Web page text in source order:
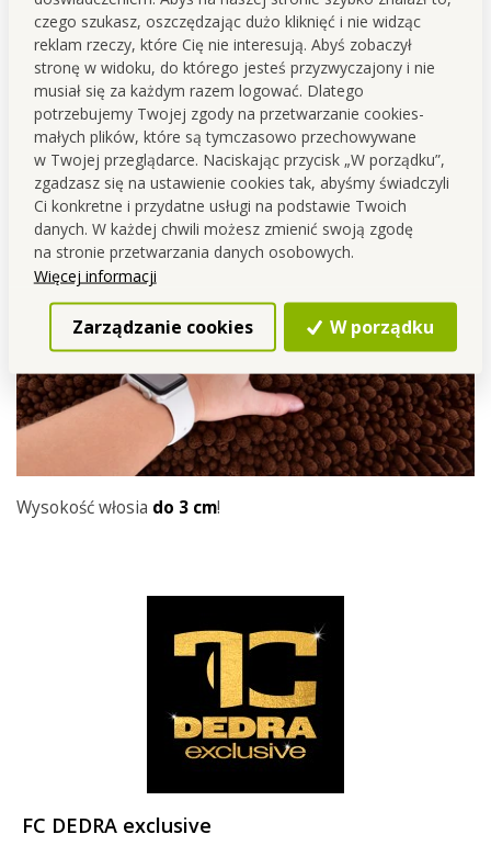
czego szukasz, oszczędzając dużo kliknięć i nie widząc
reklam rzeczy, które Cię nie interesują. Abyś zobaczył
stronę w widoku, do którego jesteś przyzwyczajony i nie
musiał się za każdym razem logować. Dlatego
potrzebujemy Twojej zgody na przetwarzanie cookies-
małych plików, które są tymczasowo przechowywane
w Twojej przeglądarce. Naciskając przycisk „W porządku”,
zgadzasz się na ustawienie cookies tak, abyśmy świadczyli
Ci konkretne i przydatne usługi na podstawie Twoich
danych. W każdej chwili możesz zmienić swoją zgodę
na stronie przetwarzania danych osobowych.
Więcej informacji
Zarządzanie cookies W porządku
wykończeniem , które zapewniabezpieczeństwona
śliskiej podłodze.
Pranie na delikatnym programie lub ręczne w maks.
30°C .Materiał 100% mikrowłókno PES.
Wysokość włosia do 3 cm!
FC DEDRA exclusive